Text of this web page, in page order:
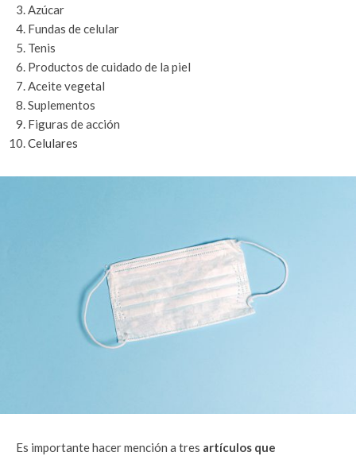
Azúcar
Fundas de celular
Tenis
Productos de cuidado de la piel
Aceite vegetal
Suplementos
Figuras de acción
Celulares
Es importante hacer mención a tres artículos que